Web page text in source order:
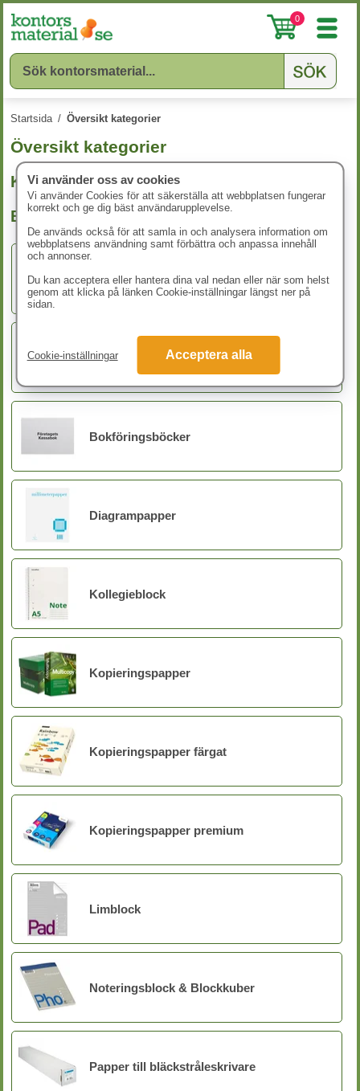
0
Startsida / Översikt kategorier
Översikt kategorier
Kontorsvaror
Block & Papper
Anteckningsblock
Blanketter
Bokföringsböcker
Diagrampapper
Kollegieblock
Kopieringspapper
Kopieringspapper färgat
Kopieringspapper premium
Limblock
Noteringsblock & Blockkuber
Papper till bläckstråleskrivare
Vi använder oss av cookies
Vi använder Cookies för att säkerställa att webbplatsen fungerar
korrekt och ge dig bäst användarupplevelse.
De används också för att samla in och analysera information om
webbplatsens användning samt förbättra och anpassa innehåll
och annonser.
Du kan acceptera eller hantera dina val nedan eller när som helst
genom att klicka på länken Cookie-inställningar längst ner på
sidan.
Cookie-inställningar Acceptera alla